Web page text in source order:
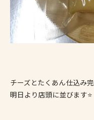
チーズとたくあん仕込み
明日より店頭に並びます⭐️